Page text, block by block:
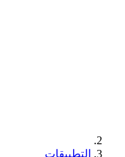
التطبيقات